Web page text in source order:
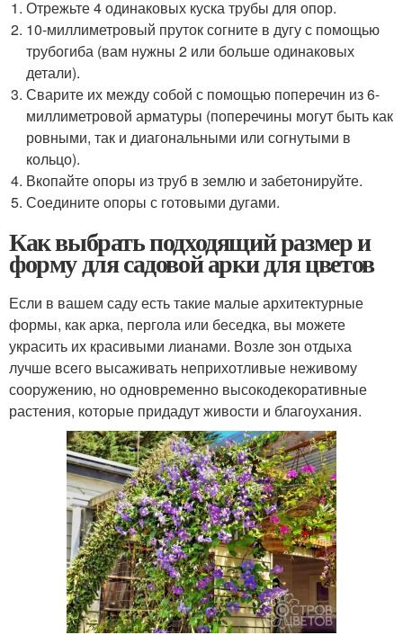
Отрежьте 4 одинаковых куска трубы для опор.
10-миллиметровый пруток согните в дугу с помощью
трубогиба (вам нужны 2 или больше одинаковых
детали).
Сварите их между собой с помощью поперечин из 6-
миллиметровой арматуры (поперечины могут быть как
ровными, так и диагональными или согнутыми в
кольцо).
Вкопайте опоры из труб в землю и забетонируйте.
Соедините опоры с готовыми дугами.
Как выбрать подходящий размер и
форму для садовой арки для цветов
Если в вашем саду есть такие малые архитектурные
формы, как арка, пергола или беседка, вы можете
украсить их красивыми лианами. Возле зон отдыха
лучше всего высаживать неприхотливые неживому
сооружению, но одновременно высокодекоративные
растения, которые придадут живости и благоухания.